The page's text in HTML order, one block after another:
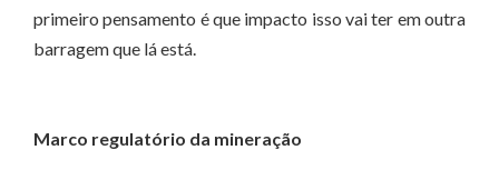
primeiro pensamento é que impacto isso vai ter em outra
barragem que lá está.
Marco regulatório da mineração